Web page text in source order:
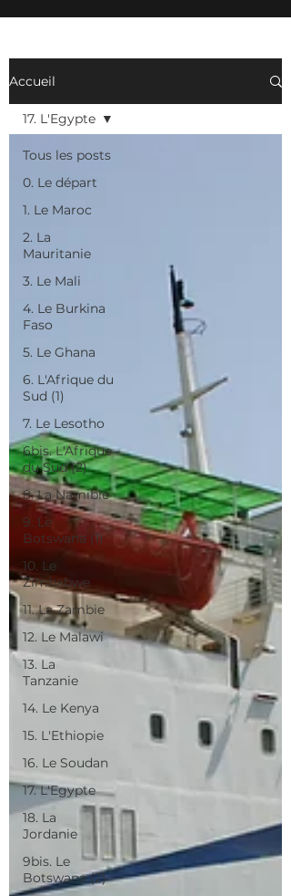
Accueil
Tous les posts
0. Le départ
1. Le Maroc
2. La
Mauritanie
3. Le Mali
4. Le Burkina
Faso
5. Le Ghana
6. L'Afrique du
Sud (1)
7. Le Lesotho
6bis. L'Afrique
du Sud (2)
8. La Namibie
9. Le
Botswana (1)
10. Le
Zimbabwe
11. La Zambie
12. Le Malawi
13. La
Tanzanie
14. Le Kenya
15. L'Ethiopie
16. Le Soudan
17. L'Egypte
18. La
Jordanie
9bis. Le
Botswana (2)
17. L'Egypte